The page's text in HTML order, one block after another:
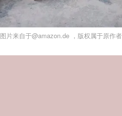
图片来自于@amazon.de ，版权属于原作者